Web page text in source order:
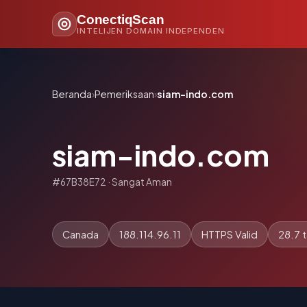
ConectiqScan
INTELIJEN DOMAIN INDEPENDEN
Beranda›Pemeriksaan›siam-indo.com
siam-indo.com
#67B38E72 · Sangat Aman
Canada 188.114.96.11 HTTPS Valid 28.7